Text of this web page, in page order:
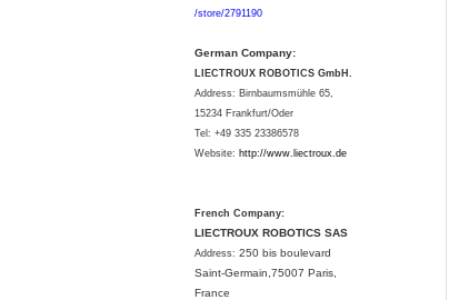
/store/2791190
German Company:
LIECTROUX ROBOTICS GmbH.
Address: Birnbaumsmühle 65,
15234 Frankfurt/Oder
Tel: +49 335 23386578
Website: http://www.liectroux.de
French Company:
LIECTROUX ROBOTICS SAS
Address: 250 bis boulevard
Saint-Germain,75007 Paris,
France